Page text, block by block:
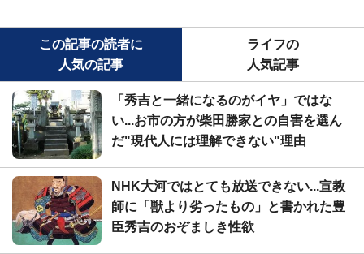
この記事の読者に
人気の記事
ライフの
人気記事
「秀吉と一緒になるのがイヤ」ではな
い...お市の方が柴田勝家との自害を選ん
だ"現代人には理解できない"理由
NHK大河ではとても放送できない...宣教
師に「獣より劣ったもの」と書かれた豊
臣秀吉のおぞましき性欲